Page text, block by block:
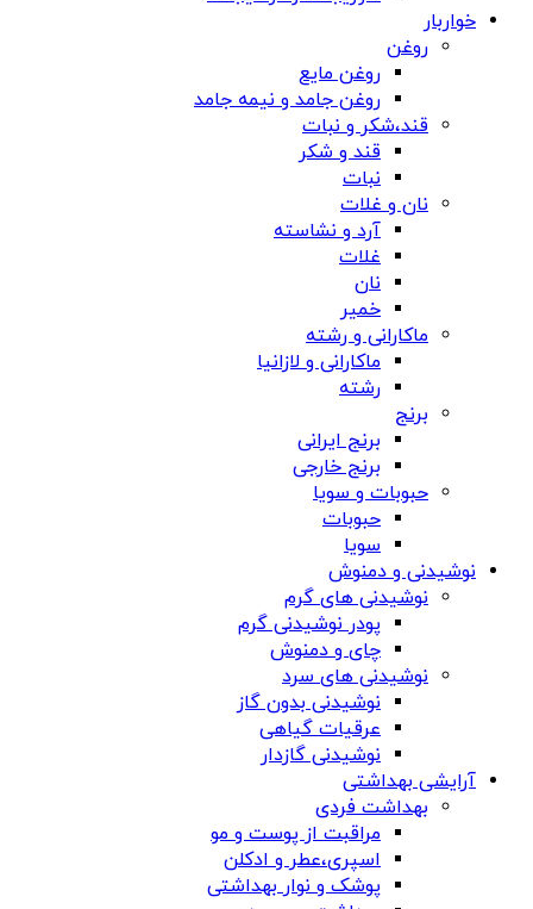
خواربار
روغن
روغن مایع
روغن جامد و نیمه جامد
قند،شکر و نبات
قند و شکر
نبات
نان و غلات
آرد و نشاسته
غلات
نان
خمیر
ماکارانی و رشته
ماکارانی و لازانیا
رشته
برنج
برنج ایرانی
برنج خارجی
حبوبات و سویا
حبوبات
سویا
نوشیدنی و دمنوش
نوشیدنی های گرم
پودر نوشیدنی گرم
چای و دمنوش
نوشیدنی های سرد
نوشیدنی بدون گاز
عرقیات گیاهی
نوشیدنی گازدار
آرایشی بهداشتی
بهداشت فردی
مراقبت از پوست و مو
اسپری،عطر و ادکلن
پوشک و نوار بهداشتی